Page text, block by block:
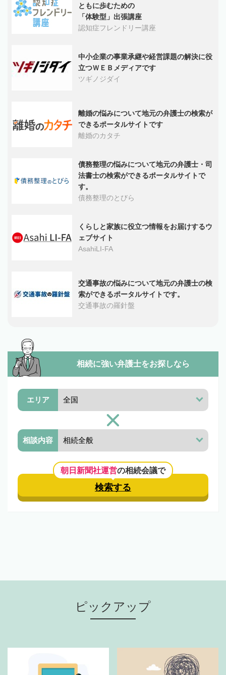
ともに歩むための
「体験型」出張講座
認知症フレンドリー講座
中小企業の事業承継や経営課題の解決に役
立つＷＥＢメディアです
ツギノジダイ
離婚の悩みについて地元の弁護士の検索が
できるポータルサイトです
離婚のカタチ
債務整理の悩みについて地元の弁護士・司
法書士の検索ができるポータルサイトで
す。
債務整理のとびら
くらしと家族に役立つ情報をお届けするウ
ェブサイト
AsahiLI-FA
交通事故の悩みについて地元の弁護士の検
索ができるポータルサイトです。
交通事故の羅針盤
相続に強い弁護士をお探しなら
エリア
相談内容
朝日新聞社運営の相続会議で
検索する
ピックアップ